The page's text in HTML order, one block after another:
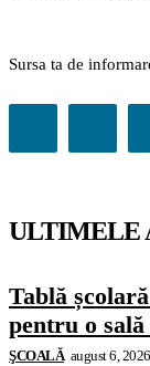
Sursa ta de
ULTIMELE
Tablă
pentru o
ŞCOALĂ august 6, 2026